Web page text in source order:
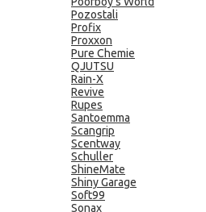
Pozostali
Profix
Proxxon
Pure Chemie
QJUTSU
Rain-X
Revive
Rupes
Santoemma
Scangrip
Scentway
Schuller
ShineMate
Shiny Garage
Soft99
Sonax